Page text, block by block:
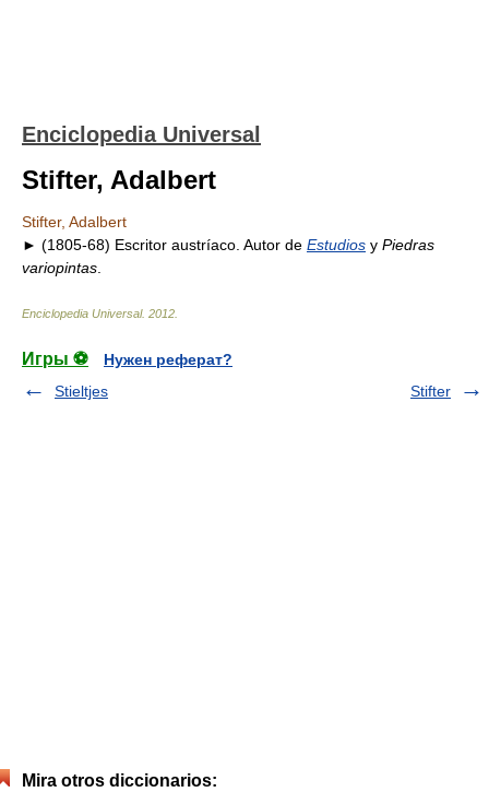
Enciclopedia Universal
Stifter, Adalbert
Stifter, Adalbert
► (1805-68) Escritor austríaco. Autor de Estudios y Piedras
variopintas
Enciclopedia Universal. 2012
Игры ⚽
Нужен реферат?
Stieltjes
Stifter
Mira otros diccionarios: